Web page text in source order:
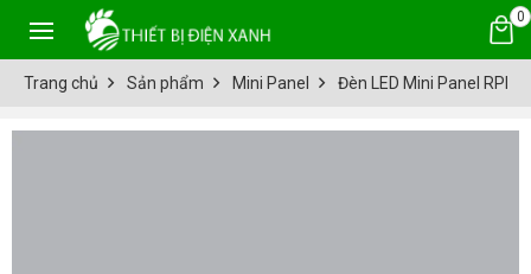
0
Trang chủ Sản phẩm Mini Panel Đèn LED Mini Panel RPE-